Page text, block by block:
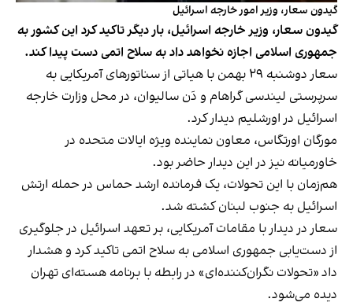
گیدون سعار، وزیر امور خارجه اسرائیل
گیدون سعار، وزیر خارجه اسرائیل، بار دیگر تاکید کرد این کشور به
جمهوری اسلامی اجازه نخواهد داد به سلاح اتمی دست پیدا کند.
سعار دوشنبه ۲۹ بهمن با هیاتی از سناتورهای آمریکایی به
سرپرستی لیندسی گراهام و دَن سالیوان، در محل وزارت خارجه
اسرائیل در اورشلیم دیدار کرد.
مورگان اورتگاس، معاون نماینده ویژه ایالات متحده در
خاورمیانه نیز در این دیدار حاضر بود.
هم‌زمان با این تحولات، یک فرمانده ارشد حماس در حمله ارتش
اسرائیل به جنوب لبنان کشته شد.
سعار در دیدار با مقامات آمریکایی، بر تعهد اسرائیل در جلوگیری
از دست‌یابی جمهوری اسلامی به سلاح اتمی تاکید کرد و هشدار
داد «تحولات نگران‌کننده‌ای» در رابطه با برنامه هسته‌ای تهران
دیده می‌شود.